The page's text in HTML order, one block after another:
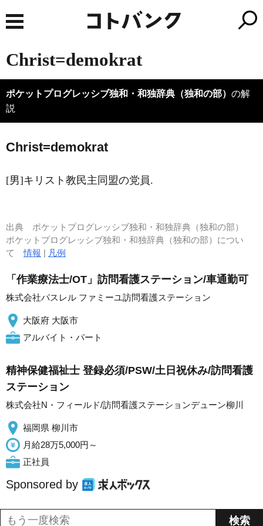
Christ=demokrat
ポケットプログレッシブ独和・和独辞典（独和の部） の解
説
Christ=demokrat
[男]キリスト教民主同盟の党員.
出典 ポケットプログレッシブ独和・和独辞典（独和の部）
ポケットプログレッシブ独和・和独辞典（独和の部）につい
て情報 | 凡例
「作業療法士/OT」訪問看護ステーション/車通勤可
株式会社パスレル ファミーユ訪問看護ステーション
大阪府 大阪市
アルバイト・パート
精神保健福祉士 登録必須/PSW/土日祝休み/訪問看護
ステーション
株式会社N・フィールド/訪問看護ステーションデューン柳川
福岡県 柳川市
月給28万5,000円～
正社員
Sponsored by